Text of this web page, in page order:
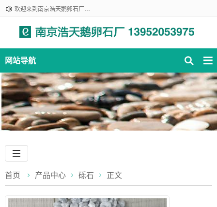
欢迎来到南京浩天鹅卵石厂！咨询热线：139-520-53975
网站导航
首页 产品中心 砾石 正文